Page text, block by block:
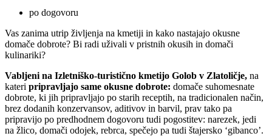
po dogovoru
Vas zanima utrip življenja na kmetiji in kako nastajajo okusne
domače dobrote? Bi radi uživali v pristnih okusih in domači
kulinariki?
Vabljeni na Izletniško-turistično kmetijo Golob v Zlatoličje, na
kateri pripravljajo same okusne dobrote: domače suhomesnate
dobrote, ki jih pripravljajo po starih receptih, na tradicionalen način,
brez dodanih konzervansov, aditivov in barvil, prav tako pa
pripravijo po predhodnem dogovoru tudi pogostitev: narezek, jedi
na žlico, domači odojek, rebrca, spečejo pa tudi štajersko ‘gibanco’.